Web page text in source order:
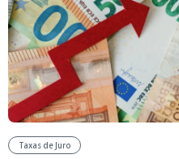
Taxas de Juro